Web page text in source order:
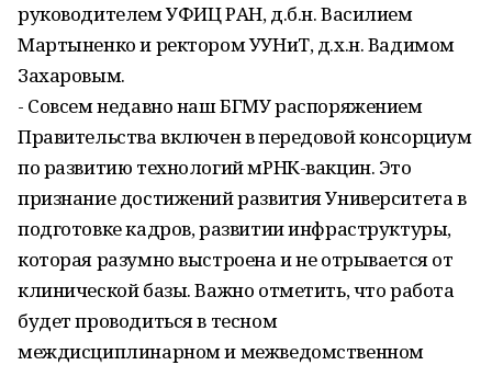
руководителем УФИЦ РАН, д.б.н. Василием
Мартыненко и ректором УУНиТ, д.х.н. Вадимом
Захаровым.
- Совсем недавно наш БГМУ распоряжением
Правительства включен в передовой консорциум
по развитию технологий мРНК-вакцин. Это
признание достижений развития Университета в
подготовке кадров, развитии инфраструктуры,
которая разумно выстроена и не отрывается от
клинической базы. Важно отметить, что работа
будет проводиться в тесном
междисциплинарном и межведомственном